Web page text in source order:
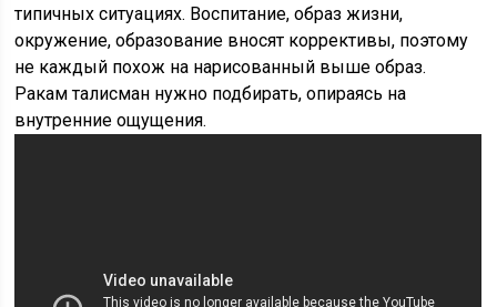
типичных ситуациях. Воспитание, образ жизни,
окружение, образование вносят коррективы, поэтому
не каждый похож на нарисованный выше образ.
Ракам талисман нужно подбирать, опираясь на
внутренние ощущения.